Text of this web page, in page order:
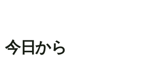
今日から